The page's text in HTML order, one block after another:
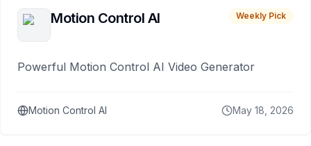
Motion Control AI Weekly Pick
Powerful Motion Control AI Video Generator
Motion Control AI May 18, 2026